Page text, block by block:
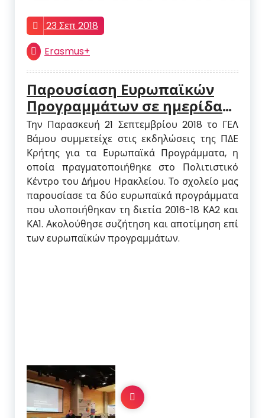
23 Σεπ 2018
Erasmus+
Παρουσίαση Ευρωπαϊκών
Προγραμμάτων σε ημερίδα
της ΠΔΕ Κρήτης
Την Παρασκευή 21 Σεπτεμβρίου 2018 το ΓΕΛ
Βάμου συμμετείχε στις εκδηλώσεις της ΠΔΕ
Κρήτης για τα Ευρωπαϊκά Προγράμματα, η
οποία πραγματοποιήθηκε στο Πολιτιστικό
Κέντρο του Δήμου Ηρακλείου. Το σχολείο μας
παρουσίασε τα δύο ευρωπαϊκά προγράμματα
που υλοποιήθηκαν τη διετία 2016-18 ΚΑ2 και
ΚΑ1. Ακολούθησε συζήτηση και αποτίμηση επί
των ευρωπαϊκών προγραμμάτων.